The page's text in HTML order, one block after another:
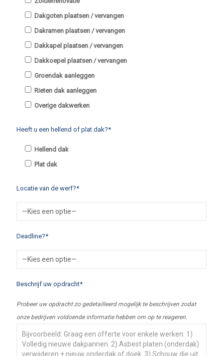
Dakgoten plaatsen / vervangen
Dakramen plaatsen / vervangen
Dakkapel plaatsen / vervangen
Dakkoepel plaatsen / vervangen
Groendak aanleggen
Rieten dak aanleggen
Overige dakwerken
Heeft u een hellend of plat dak?*
Hellend dak
Plat dak
Locatie van de werf?*
Deadline?*
Beschrijf uw opdracht*
Probeer uw opdracht zo gedetailleerd mogelijk te beschrijven zodat
onze bedrijven voldoende informatie hebben om op te reageren.